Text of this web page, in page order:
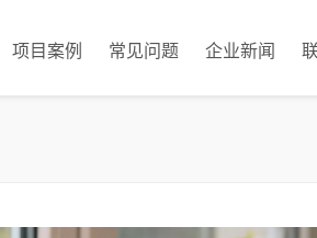
项目案例 常见问题 企业新闻